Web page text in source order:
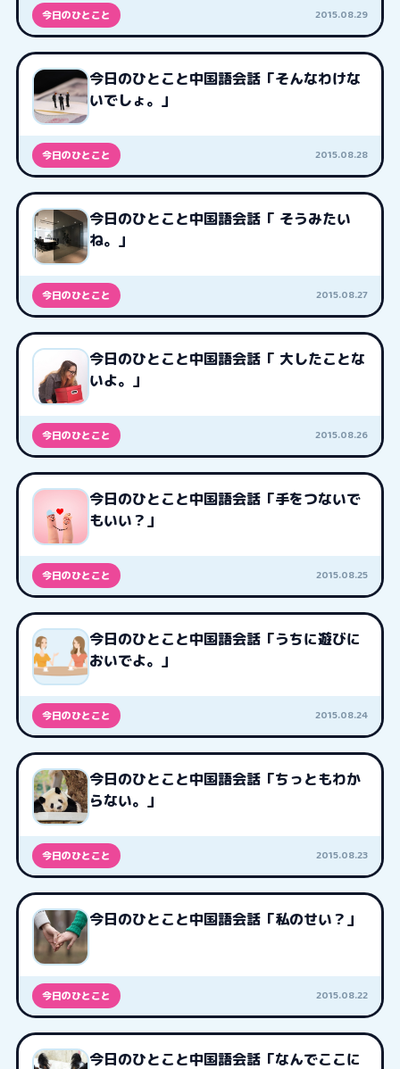
今日のひとこと 2015.08.29
今日のひとこと中国語会話「そんなわけな
いでしょ。」
今日のひとこと 2015.08.28
今日のひとこと中国語会話「 そうみたい
ね。」
今日のひとこと 2015.08.27
今日のひとこと中国語会話「 大したことな
いよ。」
今日のひとこと 2015.08.26
今日のひとこと中国語会話「手をつないで
もいい？」
今日のひとこと 2015.08.25
今日のひとこと中国語会話「うちに遊びに
おいでよ。」
今日のひとこと 2015.08.24
今日のひとこと中国語会話「ちっともわか
らない。」
今日のひとこと 2015.08.23
今日のひとこと中国語会話「私のせい？」
今日のひとこと 2015.08.22
今日のひとこと中国語会話「なんでここに